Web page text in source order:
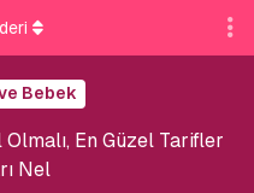
Bebek
Olmalı, En Güzel Tarifler
Nel